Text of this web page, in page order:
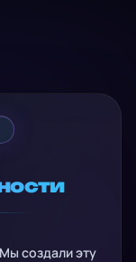
создали эту